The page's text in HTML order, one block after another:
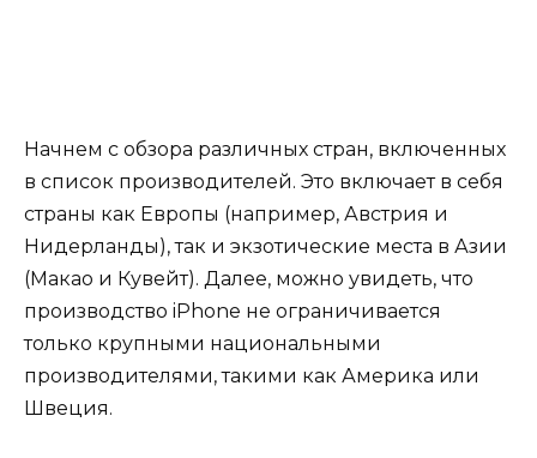
Начнем с обзора различных стран, включенных
в список производителей. Это включает в себя
страны как Европы (например, Австрия и
Нидерланды), так и экзотические места в Азии
(Макао и Кувейт). Далее, можно увидеть, что
производство iPhone не ограничивается
только крупными национальными
производителями, такими как Америка или
Швеция.